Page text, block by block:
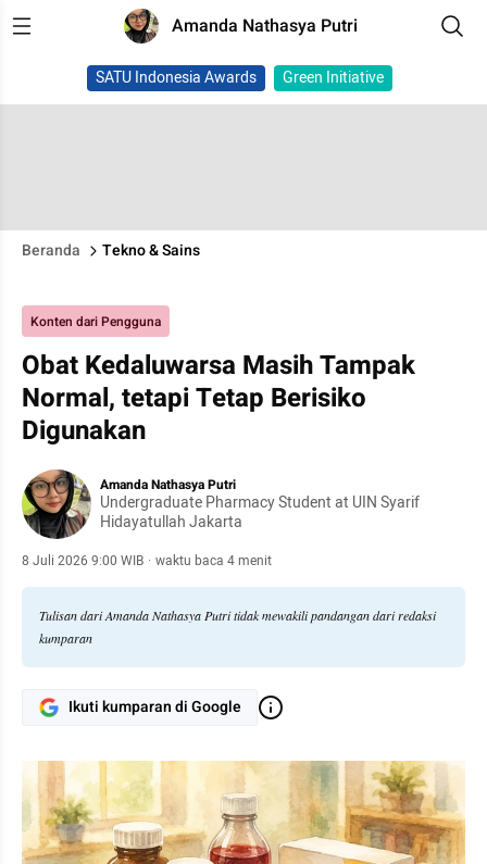
Amanda Nathasya Putri
SATU Indonesia Awards Green Initiative
Beranda Tekno & Sains
Konten dari Pengguna
Obat Kedaluwarsa Masih Tampak
Normal, tetapi Tetap Berisiko
Digunakan
Amanda Nathasya Putri
Undergraduate Pharmacy Student at UIN Syarif
Hidayatullah Jakarta
8 Juli 2026 9:00 WIB · waktu baca 4 menit
Tulisan dari Amanda Nathasya Putri tidak mewakili pandangan dari redaksi
kumparan
Ikuti kumparan di Google